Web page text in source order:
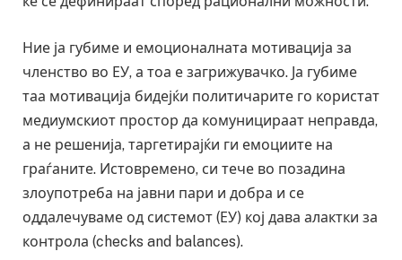
Ние ја губиме и емоционалната мотивација за
членство во ЕУ, а тоа е загрижувачко. Ја губиме
таа мотивација бидејќи политичарите го користат
медиумскиот простор да комуницираат неправда,
а не решенија, таргетирајќи ги емоциите на
граѓаните. Истовремено, си тече во позадина
злоупотреба на јавни пари и добра и се
оддалечуваме од системот (ЕУ) кој дава алактки за
контрола (checks and balances).